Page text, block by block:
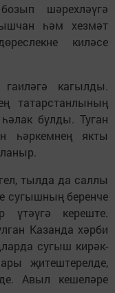
шәрехләүгә
һәм хезмәт
киләсе
кагылды.
татарстанлының
булды. Туган
һәркемнең якты
тылда да саллы
сугышның беренче
үтәүгә кереште.
Казанда хәрби
сугыш кирәк-
җитештерелде,
Авыл кешеләре